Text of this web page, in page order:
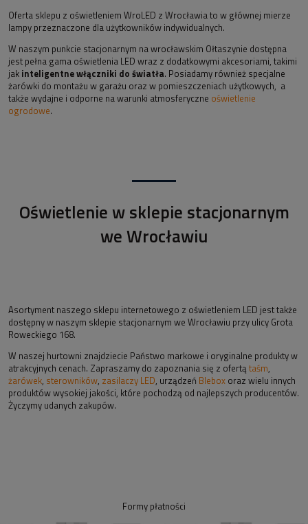
Oferta sklepu z oświetleniem WroLED z Wrocławia to w głównej mierze
lampy przeznaczone dla użytkowników indywidualnych.
W naszym punkcie stacjonarnym na wrocławskim Ołtaszynie dostępna
jest pełna gama oświetlenia LED wraz z dodatkowymi akcesoriami, takimi
jak inteligentne włączniki do światła. Posiadamy również specjalne
żarówki do montażu w garażu oraz w pomieszczeniach użytkowych, a
także wydajne i odporne na warunki atmosferyczne oświetlenie
ogrodowe.
Oświetlenie w sklepie stacjonarnym
we Wrocławiu
Asortyment naszego sklepu internetowego z oświetleniem LED jest także
dostępny w naszym sklepie stacjonarnym we Wrocławiu przy ulicy Grota
Roweckiego 168.
W naszej hurtowni znajdziecie Państwo markowe i oryginalne produkty w
atrakcyjnych cenach. Zapraszamy do zapoznania się z ofertą taśm,
żarówek, sterowników, zasilaczy LED, urządzeń Blebox oraz wielu innych
produktów wysokiej jakości, które pochodzą od najlepszych producentów.
Życzymy udanych zakupów.
Formy płatności